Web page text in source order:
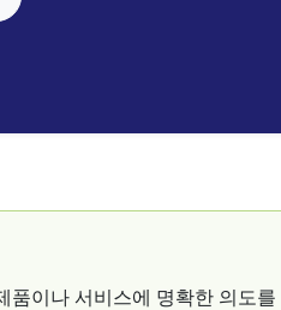
이나 서비스에 명확한 의도